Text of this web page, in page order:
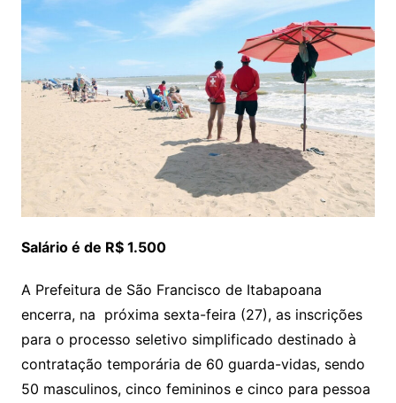
Salário é de R$ 1.500
A Prefeitura de São Francisco de Itabapoana
encerra, na próxima sexta-feira (27), as inscrições
para o processo seletivo simplificado destinado à
contratação temporária de 60 guarda-vidas, sendo
50 masculinos, cinco femininos e cinco para pessoa